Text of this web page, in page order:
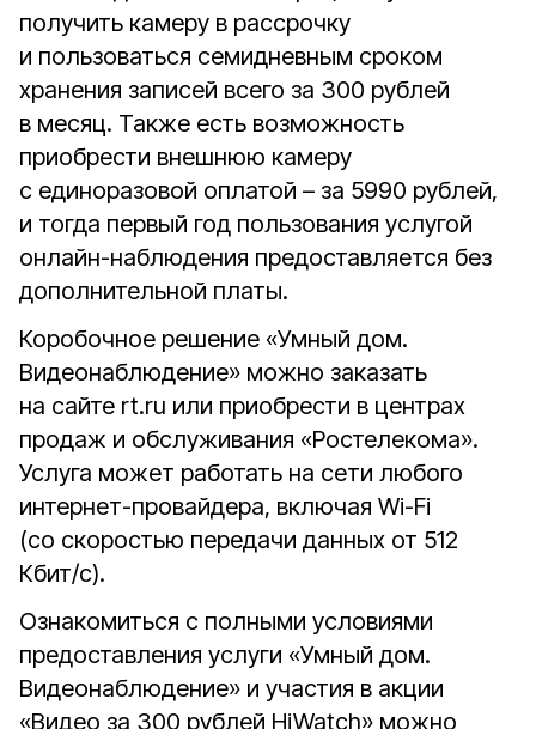
получить камеру в рассрочку
и пользоваться семидневным сроком
хранения записей всего за 300 рублей
в месяц. Также есть возможность
приобрести внешнюю камеру
с единоразовой оплатой – за 5990 рублей,
и тогда первый год пользования услугой
онлайн-наблюдения предоставляется без
дополнительной платы.
Коробочное решение «Умный дом.
Видеонаблюдение» можно заказать
на сайте rt.ru или приобрести в центрах
продаж и обслуживания «Ростелекома».
Услуга может работать на сети любого
интернет-провайдера, включая Wi-Fi
(со скоростью передачи данных от 512
Кбит/с).
Ознакомиться с полными условиями
предоставления услуги «Умный дом.
Видеонаблюдение» и участия в акции
«Видео за 300 рублей HiWatch» можно